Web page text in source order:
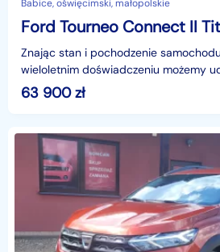
Babice, oświęcimski, małopolskie
Znając stan i pochodzenie
wieloletnim doświadczeniu możemy
miesięcznej gwarancji w formie
63 900zł